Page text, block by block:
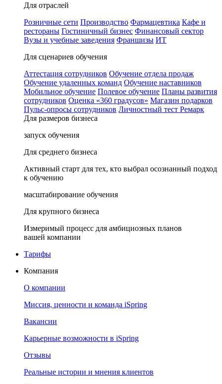
Для отраслей
Розничные сети Производство Фармацевтика Кафе и
рестораны Гостиничный бизнес Финансовый сектор
Вузы и учебные заведения Франшизы ИТ
Для сценариев обучения
Аттестация сотрудников Обучение отдела продаж
Обучение удаленных команд Обучение наставников
Мобильное обучение Полевое обучение Планы развития
сотрудников Оценка «360 градусов» Магазин подарков
Пульс-опросы сотрудников Личностный тест Ремарк
Для размеров бизнеса
запуск обучения
Для среднего бизнеса
Активный старт для тех, кто выбрал осознанный подход
к обучению
масштабирование обучения
Для крупного бизнеса
Измеримый процесс для амбициозных планов
вашей компании
Тарифы
Компания
О компании
Миссия, ценности и команда iSpring
Вакансии
Карьерные возможности в iSpring
Отзывы
Реальные истории и мнения клиентов